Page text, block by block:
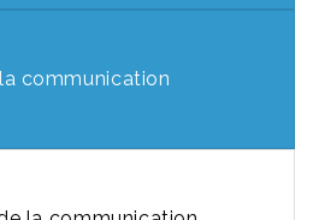
communication